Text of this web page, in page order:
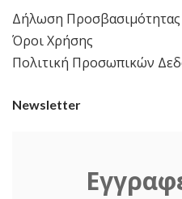
Δήλωση Προσβασιμότητας
Όροι Χρήσης
Πολιτική Προσωπικών
Newsletter